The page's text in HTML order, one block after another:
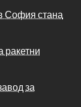
София стана
ракетни
за